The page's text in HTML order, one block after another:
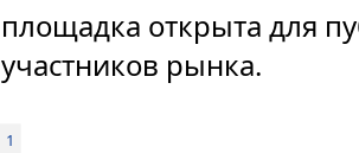
площадка открыта для
участников рынка.
1